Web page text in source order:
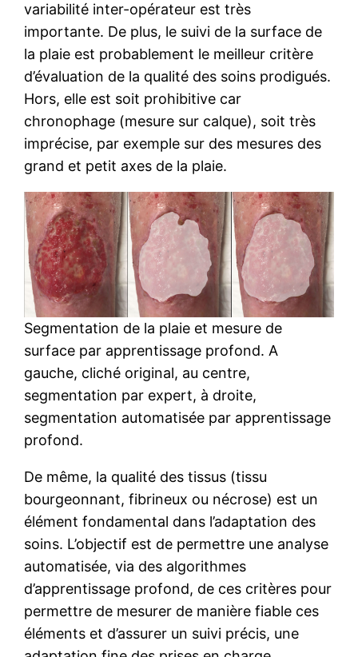
variabilité inter-opérateur est très
importante. De plus, le suivi de la surface de
la plaie est probablement le meilleur critère
d’évaluation de la qualité des soins prodigués.
Hors, elle est soit prohibitive car
chronophage (mesure sur calque), soit très
imprécise, par exemple sur des mesures des
grand et petit axes de la plaie.
Segmentation de la plaie et mesure de
surface par apprentissage profond. A
gauche, cliché original, au centre,
segmentation par expert, à droite,
segmentation automatisée par apprentissage
profond.
De même, la qualité des tissus (tissu
bourgeonnant, fibrineux ou nécrose) est un
élément fondamental dans l’adaptation des
soins. L’objectif est de permettre une analyse
automatisée, via des algorithmes
d’apprentissage profond, de ces critères pour
permettre de mesurer de manière fiable ces
éléments et d’assurer un suivi précis, une